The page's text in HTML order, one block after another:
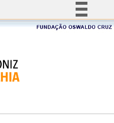
Simplifique!
Acesso à informação
Canais